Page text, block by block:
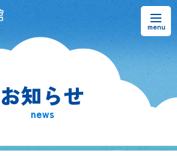
熊本市水の科学館とは
お知らせ
news